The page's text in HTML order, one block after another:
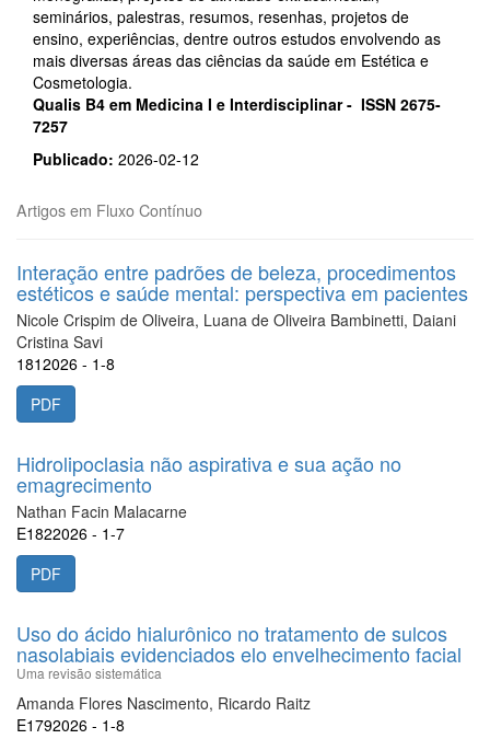
seminários, palestras, resumos, resenhas, projetos de
ensino, experiências, dentre outros estudos envolvendo as
mais diversas áreas das ciências da saúde em Estética e
Cosmetologia.
Qualis B4 em Medicina I e Interdisciplinar - ISSN 2675-
7257
Publicado: 2026-02-12
Artigos em Fluxo Contínuo
Interação entre padrões de beleza, procedimentos
estéticos e saúde mental: perspectiva em pacientes
Nicole Crispim de Oliveira, Luana de Oliveira Bambinetti, Daiani
Cristina Savi
1812026 - 1-8
PDF
Hidrolipoclasia não aspirativa e sua ação no
emagrecimento
Nathan Facin Malacarne
E1822026 - 1-7
PDF
Uso do ácido hialurônico no tratamento de sulcos
nasolabiais evidenciados elo envelhecimento facial
Uma revisão sistemática
Amanda Flores Nascimento, Ricardo Raitz
E1792026 - 1-8